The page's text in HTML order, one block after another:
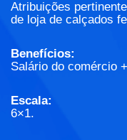
Atribuições
de loja de calçados
Benefícios:
Salário do comércio
Escala:
6×1.